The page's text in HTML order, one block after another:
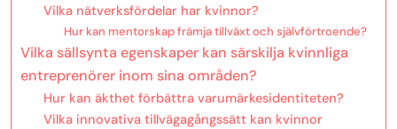
Vilka nätverksfördelar har kvinnor?
Hur kan mentorskap främja tillväxt och självförtroende?
Vilka sällsynta egenskaper kan särskilja kvinnliga
entreprenörer inom sina områden?
Hur kan äkthet förbättra varumärkesidentiteten?
Vilka innovativa tillvägagångssätt kan kvinnor